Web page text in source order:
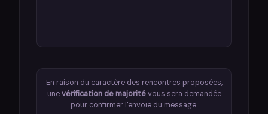
En raison du caractère des rencontres proposées,
unevérification de majoritévous sera demandée
pour confirmer l'envoie du message.